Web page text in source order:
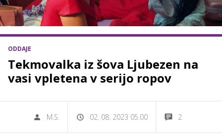
ODDAJE
Tekmovalka iz šova Ljubezen na
vasi vpletena v serijo ropov
M.S. 02. 08. 2023 05.00 2